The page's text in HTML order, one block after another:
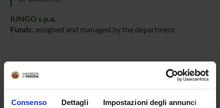
Consenso Dettagli Impostazioni degli annunci
IUNGO s.p.a.
Funds: assigned and managed by the department
PROJECT PARTICIPANTS
Matteo Cristani
Associate Professor